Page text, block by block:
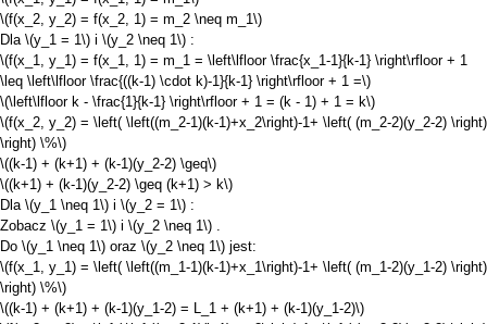
\(f(x_2, y_2) = f(x_2, 1) = m_2 \neq m_1\)
Dla \(y_1 = 1\) i \(y_2 \neq 1\) :
\(f(x_1, y_1) = f(x_1, 1) = m_1 = \left\lfloor \frac{x_1-1}{k-1} \right\rfloor + 1
\leq \left\lfloor \frac{((k-1) \cdot k)-1}{k-1} \right\rfloor + 1 =\)
\(\left\lfloor k - \frac{1}{k-1} \right\rfloor + 1 = (k - 1) + 1 = k\)
\(f(x_2, y_2) = \left( \left((m_2-1)(k-1)+x_2\right)-1+ \left( (m_2-2)(y_2-2) \right)
\right) \%\)
\((k-1) + (k+1) + (k-1)(y_2-2) \geq\)
\((k+1) + (k-1)(y_2-2) \geq (k+1) > k\)
Dla \(y_1 \neq 1\) i \(y_2 = 1\) :
Zobacz \(y_1 = 1\) i \(y_2 \neq 1\)
Do \(y_1 \neq 1\) oraz \(y_2 \neq 1\) jest:
\(f(x_1, y_1) = \left( \left((m_1-1)(k-1)+x_1\right)-1+ \left( (m_1-2)(y_1-2) \right)
\right) \%\)
\((k-1) + (k+1) + (k-1)(y_1-2) = L_1 + (k+1) + (k-1)(y_1-2)\)